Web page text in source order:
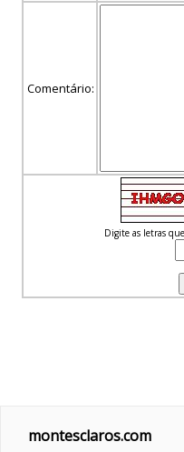
Comentário:
Digite as letras
montesclaros.com